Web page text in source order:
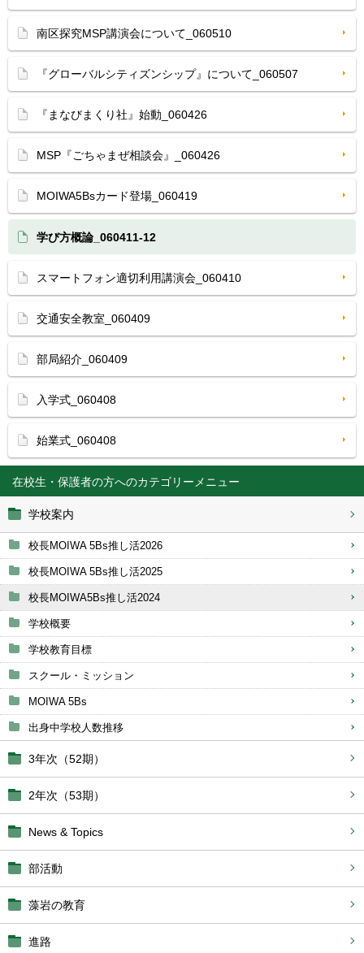
在校生・保護者の方へ
学校案内
校長MOIWA 5Bs推し活2026
校長MOIWA 5Bs推し活2025
校長MOIWA5Bs推し活2024
学校概要
学校教育目標
スクール・ミッション
MOIWA 5Bs
出身中学校人数推移
3年次（52期）
2年次（53期）
News & Topics
部活動
藻岩の教育
進路
南区探究MSP講演会について_060510
『グローバルシティズンシップ』について_060507
『まなびまくり社』始動_060426
MSP『ごちゃまぜ相談会』_060426
MOIWA5Bsカード登場_060419
学び方概論_060411-12
スマートフォン適切利用講演会_060410
交通安全教室_060409
部局紹介_060409
入学式_060408
始業式_060408